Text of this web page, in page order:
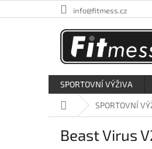
na
info@fitmess.cz
SPORTOVNÍ VÝŽIVA
Domů SPORTOVNÍ
Beast Virus